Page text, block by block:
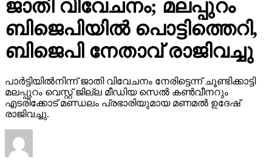
ബിജെപിയില്‍ പൊട്ടിത്തെറി,
ബിജെപി നേതാവ് രാജിവച്ചു
പാര്‍ട്ടിയില്‍നിന്ന് ജാതി വിവേചനം നേരിട്ടെന്ന് ചൂണ്ടിക്കാട്ടി
മലപ്പുറം വെസ്റ്റ് ജില്ല മീഡിയ സെല്‍ കണ്‍വീനറും
എടരിക്കോട് മണ്ഡലം പ്രഭാരിയുമായ മണമല്‍ ഉദേഷ്
രാജിവച്ചു.
Published